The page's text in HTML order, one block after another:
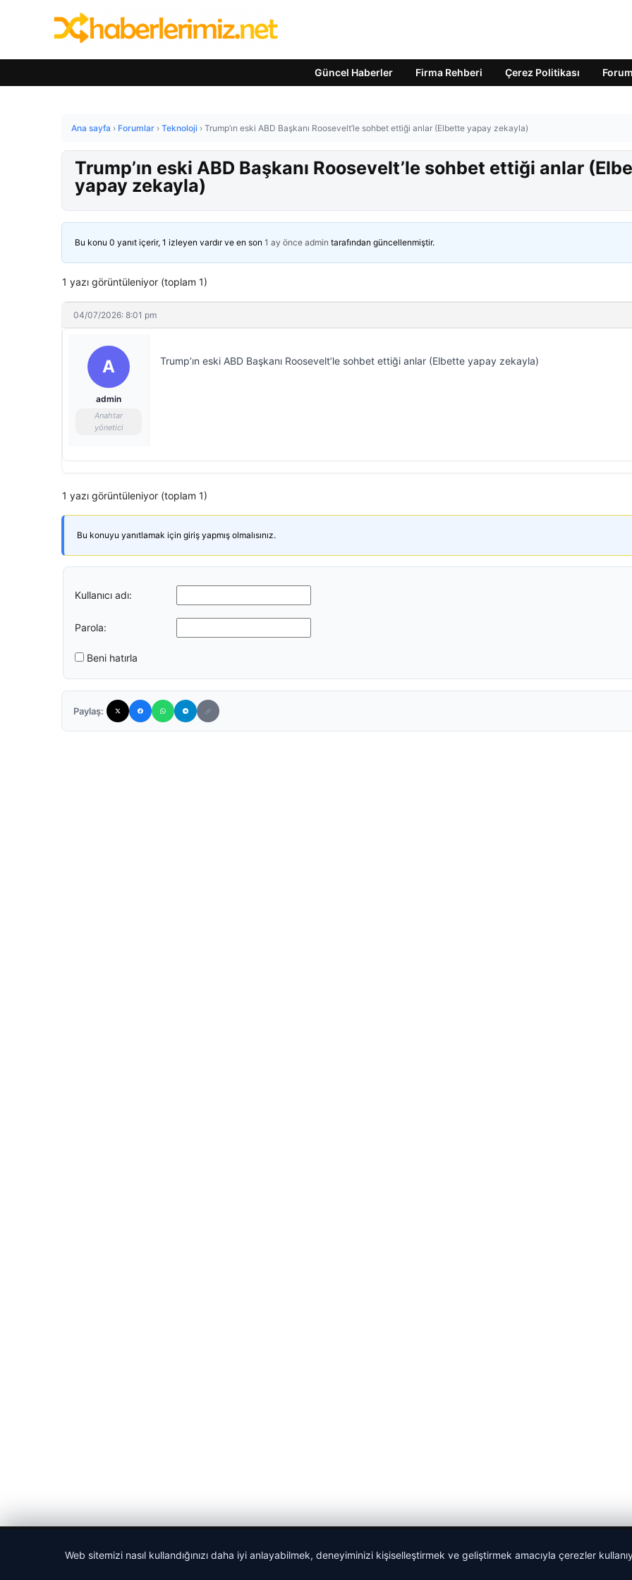
Güncel Haberler Firma Rehberi Çerez Politikası Forum
Ana sayfa › Forumlar › Teknoloji › Trump’ın eski ABD Başkanı Roosevelt’le sohbet ettiği anlar (Elbette yapay zekayla)
Trump’ın eski ABD Başkanı Roosevelt’le sohbet ettiği anlar
yapay zekayla)
Bu konu 0 yanıt içerir, 1 izleyen vardır ve en son 1 ay önce admin tarafından güncellenmiştir.
1 yazı görüntüleniyor (toplam 1)
04/07/2026: 8:01 pm
A
admin
Anahtar
yönetici
Trump’ın eski ABD Başkanı Roosevelt’le sohbet ettiği anlar (Elbette yapay zekayla)
1 yazı görüntüleniyor (toplam 1)
Bu konuyu yanıtlamak için giriş yapmış olmalısınız.
Kullanıcı adı:
Parola:
Beni hatırla
Paylaş:
Web sitemizi nasıl kullandığınızı daha iyi anlayabilmek, deneyiminizi kişiselleştirmek ve geliştirmek amacıyla çerezler